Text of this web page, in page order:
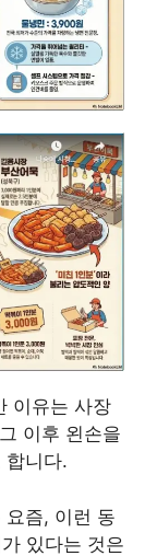
이유는 사장
이후 왼손을
합니다.
요즘, 이런 동
있다는 것은